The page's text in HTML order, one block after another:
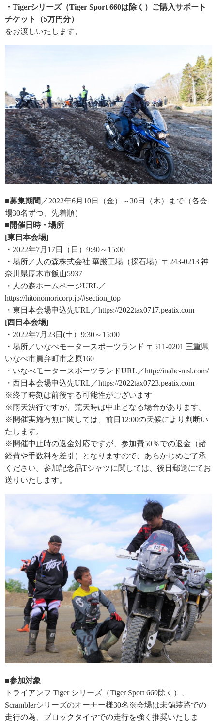
・Tigerシリーズ（Tiger Sport 660は除く）ご購入サポート
チケット（5万円分）
をお渡しいたします。
■募集期間 ／2022年6月10日（金）～30日（木）まで（各会
場30名ずつ、先着順）
■開催日時・場所
[東日本会場]
・2022年7月17日（日）9:30～15:00
・場所／人の森株式会社 華厳工場（採石場）〒243-0213 神
奈川県厚木市飯山5937
・人の森ホームページURL／
https://hitonomoricorp.jp/#section_top
・東日本会場申込先URL／https://2022tax0717.peatix.com
[西日本会場]
・2022年7月23日(土）9:30～15:00
・場所／いなべモータースポーツランド 〒511-0201 三重県
いなべ市員弁町市之原160
・いなべモータースポーツランドURL／http://inabe-msl.com/
・西日本会場申込先URL／https://2022tax0723.peatix.com
※終了時刻は前後する可能性がございます
※雨天決行ですが、荒天時は中止となる場合があります。
※開催実施有無に関しては、前日12:00の天候により判断い
たします。
※開催中止時の返金対応ですが、参加費50％での返金（諸
経費や手数料を差引）となりますので、あらかじめご了承
ください。参加記念品Tシャツに関しては、後日郵送にてお
送りいたします。
■参加対象
トライアンフ Tiger シリーズ（Tiger Sport 660除く）、
Scramblerシリーズのオーナー様30名※会場は未舗装路での
走行の為、ブロックタイヤでの走行を強く推奨いたしま